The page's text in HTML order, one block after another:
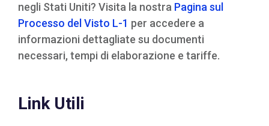
negli Stati Uniti? Visita la nostra Pagina sul
Processo del Visto L-1 per accedere a
informazioni dettagliate su documenti
necessari, tempi di elaborazione e tariffe.
Link Utili